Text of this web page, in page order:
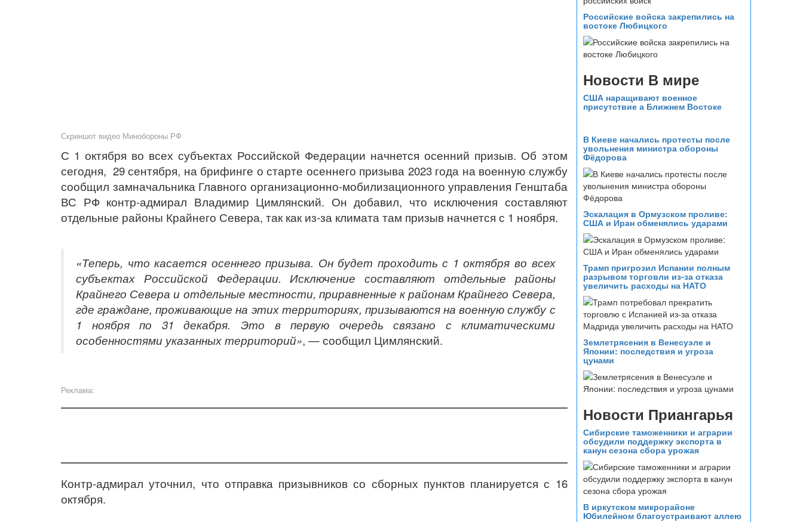
Скриншот видео Минобороны РФ
С 1 октября во всех субъектах Российской Федерации начнется осенний призыв. Об этом
сегодня, 29 сентября, на брифинге о старте осеннего призыва 2023 года на военную службу
сообщил замначальника Главного организационно-мобилизационного управления Генштаба
ВС РФ контр-адмирал Владимир Цимлянский. Он добавил, что исключения составляют
отдельные районы Крайнего Севера, так как из-за климата там призыв начнется с 1 ноября.
«Теперь, что касается осеннего призыва. Он будет проходить с 1 октября во всех
субъектах Российской Федерации. Исключение составляют отдельные районы
Крайнего Севера и отдельные местности, приравненные к районам Крайнего Севера,
где граждане, проживающие на этих территориях, призываются на военную службу с
1 ноября по 31 декабря. Это в первую очередь связано с климатическими
особенностями указанных территорий», — сообщил Цимлянский.
Реклама:
Контр-адмирал уточнил, что отправка призывников со сборных пунктов планируется с 16
октября.
Российские войска закрепились на
востоке Любицкого
Новости В мире
США наращивают военное
присутствие а Ближнем Востоке
В Киеве начались протесты после
увольнения министра обороны
Фёдорова
Эскалация в Ормузском проливе:
США и Иран обменялись ударами
Трамп пригрозил Испании полным
разрывом торговли из‑за отказа
увеличить расходы на НАТО
Землетрясения в Венесуэле и
Японии: последствия и угроза
цунами
Новости Приангарья
Сибирские таможенники и аграрии
обсудили поддержку экспорта в
канун сезона сбора урожая
В иркутском микрорайоне
Юбилейном благоустраивают аллею